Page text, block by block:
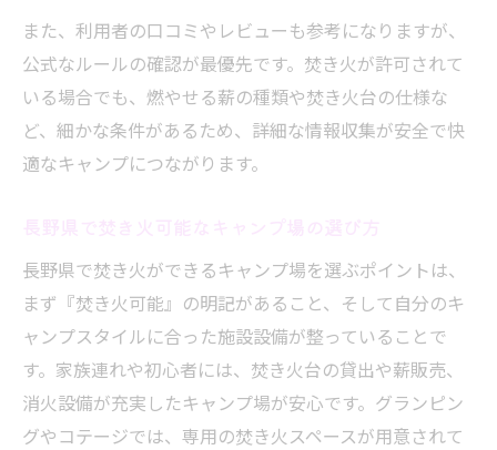
また、利用者の口コミやレビューも参考になりますが、
公式なルールの確認が最優先です。焚き火が許可されて
いる場合でも、燃やせる薪の種類や焚き火台の仕様な
ど、細かな条件があるため、詳細な情報収集が安全で快
適なキャンプにつながります。
長野県で焚き火ができるキャンプ場を選ぶポイントは、
まず『焚き火可能』の明記があること、そして自分のキ
ャンプスタイルに合った施設設備が整っていることで
す。家族連れや初心者には、焚き火台の貸出や薪販売、
消火設備が充実したキャンプ場が安心です。グランピン
グやコテージでは、専用の焚き火スペースが用意されて